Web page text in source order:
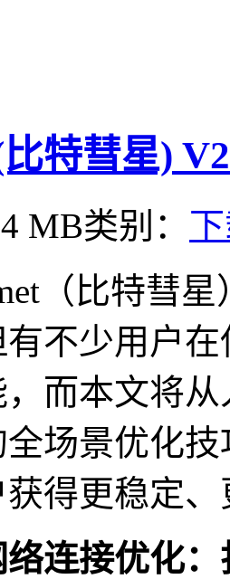
特彗星)
MB类别：
比特彗星
不少用户
而本文将
全场景优化
得更稳定
接优化：